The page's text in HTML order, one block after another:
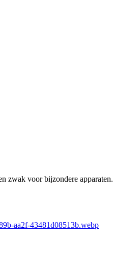
zwak voor bijzondere apparaten.